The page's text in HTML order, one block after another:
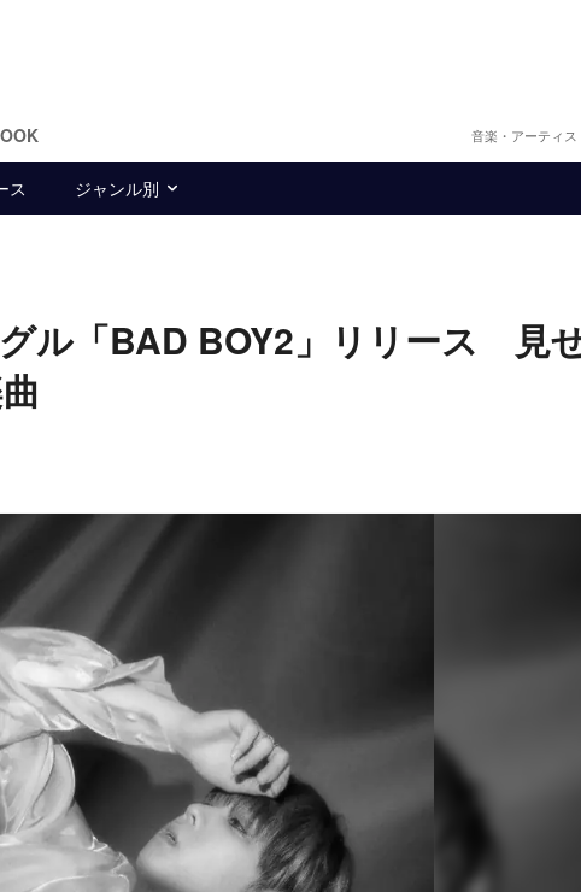
音楽・アーティ
ス ジャンル別
ル「BAD BOY2」リリース 見